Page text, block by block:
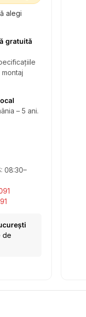
alegi
gratuită
– 5 ani.
08:30–
de